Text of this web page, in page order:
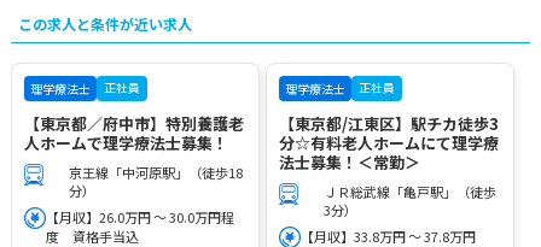
この求人と条件が近い求人
理学療法士 正社員
【東京都／府中市】特別養護老
人ホームで理学療法士募集！
京王線「中河原駅」（徒歩18
分）
【月収】26.0万円 ～ 30.0万円程
度 資格手当込
理学療法士 正社員
【東京都/江東区】駅チカ徒歩3
分☆有料老人ホームにて理学療
法士募集！＜常勤＞
ＪＲ総武線「亀戸駅」（徒歩
3分）
【月収】33.8万円 ～ 37.8万円